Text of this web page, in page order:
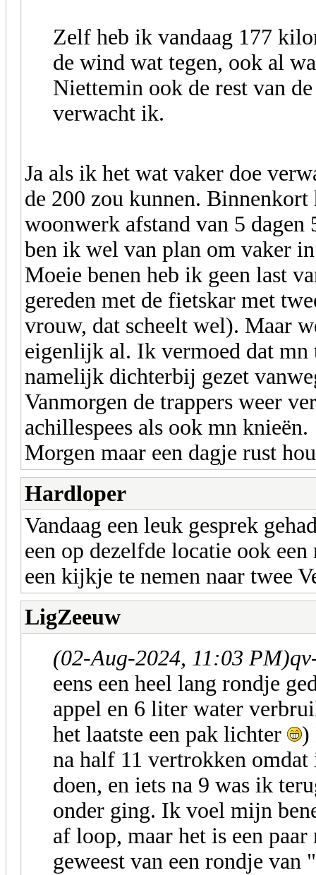
Zelf heb ik vandaag 177
de wind wat tegen, ook al
Niettemin ook de rest van
verwacht ik.
Ja als ik het wat vaker doe
de 200 zou kunnen.
woonwerk afstand van 5 dagen
ben ik wel van plan om vaker
Moeie benen heb ik geen last
gereden met de fietskar met
vrouw, dat scheelt wel). Maar
eigenlijk al. Ik vermoed dat mn
namelijk dichterbij gezet
Vanmorgen de trappers weer
achillespees als ook mn knieën.
Morgen maar een dagje rust
Hardloper
Vandaag een leuk gesprek
een op dezelfde locatie ook
een kijkje te nemen naar twee
LigZeeuw
(02-Aug-2024, 11:03 PM)
eens een heel lang rondje
appel en 6 liter water
het laatste een pak lichter
)
na half 11 vertrokken
doen, en iets na 9 was ik
onder ging. Ik voel mijn
af loop, maar het is een paar
geweest van een rondje van